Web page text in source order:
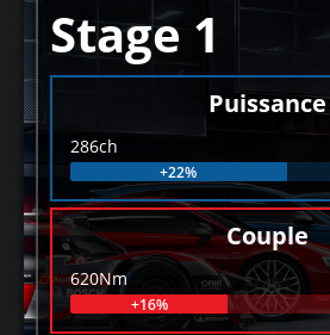
Stage 1
Puissance
286ch
+22%
Couple
620Nm
+16%